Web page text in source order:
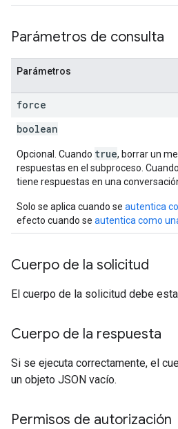
Parámetros de consulta
Parámetros
force
boolean
Opcional. Cuando true, borrar un
respuestas en el subproceso. Cuando
tiene respuestas en una
Solo se aplica cuando se autentica
efecto cuando se autentica como
Cuerpo de la solicitud
El cuerpo de la solicitud debe
Cuerpo de la respuesta
Si se ejecuta correctamente, el
un objeto JSON vacío.
Permisos de autorización